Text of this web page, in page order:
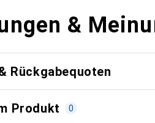
&
Rückgabequoten
Produkt 0